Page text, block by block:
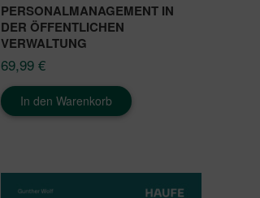
PERSONALMANAGEMENT IN
DER ÖFFENTLICHEN
VERWALTUNG
69,99 €
In den Warenkorb